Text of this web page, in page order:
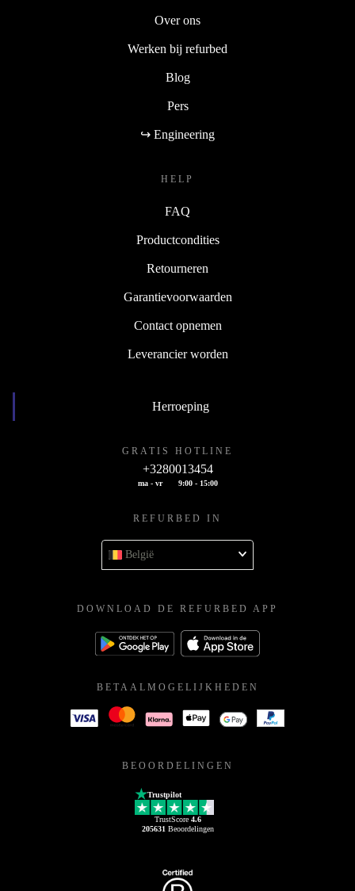
Over ons
Werken bij refurbed
Blog
Pers
↪ Engineering
HELP
FAQ
Productcondities
Retourneren
Garantievoorwaarden
Contact opnemen
Leverancier worden
Herroeping
GRATIS HOTLINE
+3280013454
ma - vr 9:00 - 15:00
REFURBED IN
België
DOWNLOAD DE REFURBED APP
BETAALMOGELIJKHEDEN
BEOORDELINGEN
Trustpilot
TrustScore 4.6
205631 Beoordelingen